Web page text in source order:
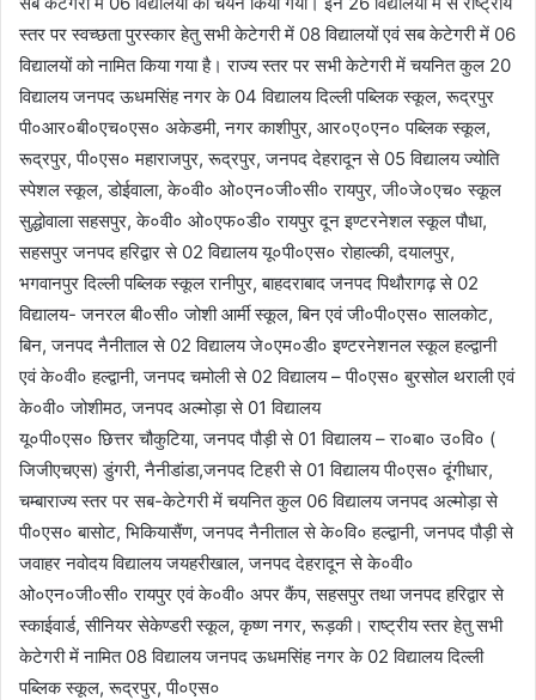
स्तर पर स्वच्छता पुरस्कार हेतु सभी केटेगरी में 08 विद्यालयों एवं सब केटेगरी में 06
विद्यालयों को नामित किया गया है। राज्य स्तर पर सभी केटेगरी में चयनित कुल 20
विद्यालय जनपद ऊधमसिंह नगर के 04 विद्यालय दिल्ली पब्लिक स्कूल, रूद्रपुर
पी०आर०बी०एच०एस० अकेडमी, नगर काशीपुर, आर०ए०एन० पब्लिक स्कूल,
रूद्रपुर, पी०एस० महाराजपुर, रूद्रपुर, जनपद देहरादून से 05 विद्यालय ज्योति
स्पेशल स्कूल, डोईवाला, के०वी० ओ०एन०जी०सी० रायपुर, जी०जे०एच० स्कूल
सुद्धोवाला सहसपुर, के०वी० ओ०एफ०डी० रायपुर दून इण्टरनेशल स्कूल पौधा,
सहसपुर जनपद हरिद्वार से 02 विद्यालय यू०पी०एस० रोहाल्की, दयालपुर,
भगवानपुर दिल्ली पब्लिक स्कूल रानीपुर, बाहदराबाद जनपद पिथौरागढ़ से 02
विद्यालय- जनरल बी०सी० जोशी आर्मी स्कूल, बिन एवं जी०पी०एस० सालकोट,
बिन, जनपद नैनीताल से 02 विद्यालय जे०एम०डी० इण्टरनेशनल स्कूल हल्द्वानी
एवं के०वी० हल्द्वानी, जनपद चमोली से 02 विद्यालय – पी०एस० बुरसोल थराली एवं
के०वी० जोशीमठ, जनपद अल्मोड़ा से 01 विद्यालय
यू०पी०एस० छित्तर चौकुटिया, जनपद पौड़ी से 01 विद्यालय – रा०बा० उ०वि० (
जिजीएचएस) डुंगरी, नैनीडांडा,जनपद टिहरी से 01 विद्यालय पी०एस० दूंगीधार,
चम्बाराज्य स्तर पर सब-केटेगरी में चयनित कुल 06 विद्यालय जनपद अल्मोड़ा से
पी०एस० बासोट, भिकियासैंण, जनपद नैनीताल से के०वि० हल्द्वानी, जनपद पौड़ी से
जवाहर नवोदय विद्यालय जयहरीखाल, जनपद देहरादून से के०वी०
ओ०एन०जी०सी० रायपुर एवं के०वी० अपर कैंप, सहसपुर तथा जनपद हरिद्वार से
स्काईवार्ड, सीनियर सेकेण्डरी स्कूल, कृष्ण नगर, रूड़की। राष्ट्रीय स्तर हेतु सभी
केटेगरी में नामित 08 विद्यालय जनपद ऊधमसिंह नगर के 02 विद्यालय दिल्ली
पब्लिक स्कूल, रूद्रपुर, पी०एस०